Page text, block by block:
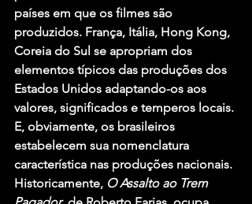
países em que os filmes são
produzidos. França, Itália, Hong Kong,
Coreia do Sul se apropriam dos
elementos típicos das produções dos
Estados Unidos adaptando-os aos
valores, significados e temperos locais.
E, obviamente, os brasileiros
estabelecem sua nomenclatura
característica nas produções nacionais.
Historicamente, O Assalto ao Trem